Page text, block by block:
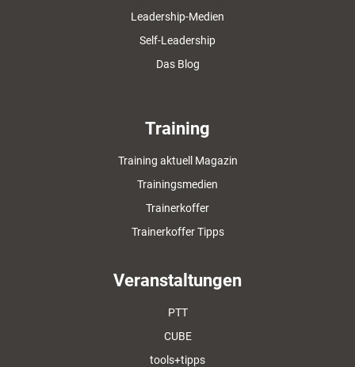
Leadership-Medien
Self-Leadership
Das Blog
Training
Training aktuell Magazin
Trainingsmedien
Trainerkoffer
Trainerkoffer Tipps
Veranstaltungen
PTT
CUBE
tools+tipps